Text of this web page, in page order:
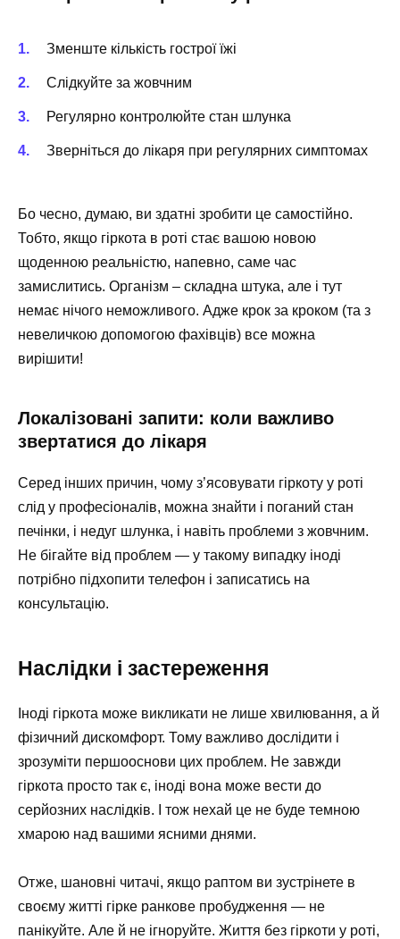
Зменште кількість гострої їжі
Слідкуйте за жовчним
Регулярно контролюйте стан шлунка
Зверніться до лікаря при регулярних симптомах
Бо чесно, думаю, ви здатні зробити це самостійно.
Тобто, якщо гіркота в роті стає вашою новою
щоденною реальністю, напевно, саме час
замислитись. Організм – складна штука, але і тут
немає нічого неможливого. Адже крок за кроком (та з
невеличкою допомогою фахівців) все можна
вирішити!
Локалізовані запити: коли важливо
звертатися до лікаря
Серед інших причин, чому з’ясовувати гіркоту у роті
слід у професіоналів, можна знайти і поганий стан
печінки, і недуг шлунка, і навіть проблеми з жовчним.
Не бігайте від проблем — у такому випадку іноді
потрібно підхопити телефон і записатись на
консультацію.
Наслідки і застереження
Іноді гіркота може викликати не лише хвилювання, а й
фізичний дискомфорт. Тому важливо дослідити і
зрозуміти першооснови цих проблем. Не завжди
гіркота просто так є, іноді вона може вести до
серйозних наслідків. І тож нехай це не буде темною
хмарою над вашими ясними днями.
Отже, шановні читачі, якщо раптом ви зустрінете в
своєму житті гірке ранкове пробудження — не
панікуйте. Але й не ігноруйте. Життя без гіркоти у роті,